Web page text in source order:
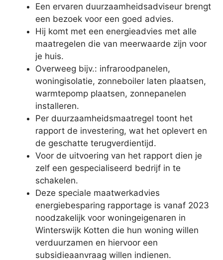
Een ervaren duurzaamheidsadviseur brengt
een bezoek voor een goed advies.
Hij komt met een energieadvies met alle
maatregelen die van meerwaarde zijn voor
je huis.
Overweeg bijv.: infraroodpanelen,
woningisolatie, zonneboiler laten plaatsen,
warmtepomp plaatsen, zonnepanelen
installeren.
Per duurzaamheidsmaatregel toont het
rapport de investering, wat het oplevert en
de geschatte terugverdientijd.
Voor de uitvoering van het rapport dien je
zelf een gespecialiseerd bedrijf in te
schakelen.
Deze speciale maatwerkadvies
energiebesparing rapportage is vanaf 2023
noodzakelijk voor woningeigenaren in
Winterswijk Kotten die hun woning willen
verduurzamen en hiervoor een
subsidieaanvraag willen indienen.